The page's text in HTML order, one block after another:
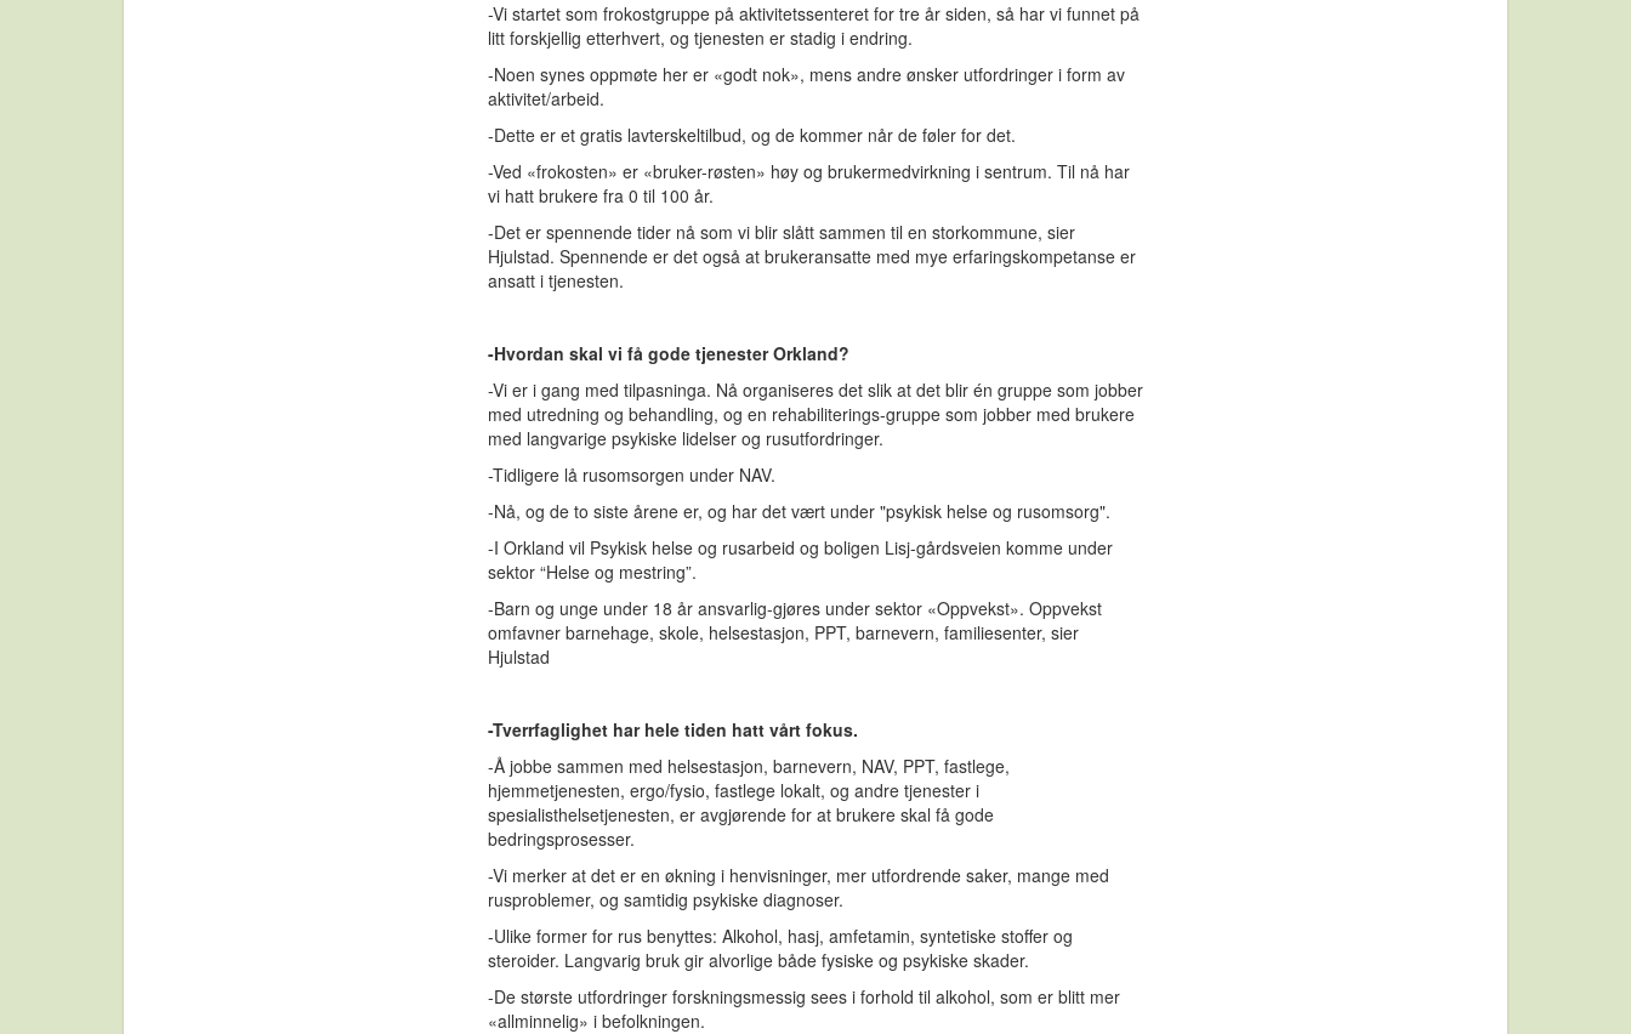
-Vi startet som frokostgruppe på aktivitetssenteret for tre år siden, så har vi funnet på
litt forskjellig etterhvert, og tjenesten er stadig i endring.
-Noen synes oppmøte her er «godt nok», mens andre ønsker utfordringer i form av
aktivitet/arbeid.
-Dette er et gratis lavterskeltilbud, og de kommer når de føler for det.
-Ved «frokosten» er «bruker-røsten» høy og brukermedvirkning i sentrum. Til nå har
vi hatt brukere fra 0 til 100 år.
-Det er spennende tider nå som vi blir slått sammen til en storkommune, sier
Hjulstad. Spennende er det også at brukeransatte med mye erfaringskompetanse er
ansatt i tjenesten.
-Hvordan skal vi få gode tjenester Orkland?
-Vi er i gang med tilpasninga. Nå organiseres det slik at det blir én gruppe som jobber
med utredning og behandling, og en rehabiliterings-gruppe som jobber med brukere
med langvarige psykiske lidelser og rusutfordringer.
-Tidligere lå rusomsorgen under NAV.
-Nå, og de to siste årene er, og har det vært under "psykisk helse og rusomsorg".
-I Orkland vil Psykisk helse og rusarbeid og boligen Lisj-gårdsveien komme under
sektor “Helse og mestring”.
-Barn og unge under 18 år ansvarlig-gjøres under sektor «Oppvekst». Oppvekst
omfavner barnehage, skole, helsestasjon, PPT, barnevern, familiesenter, sier
Hjulstad
-Tverrfaglighet har hele tiden hatt vårt fokus.
-Å jobbe sammen med helsestasjon, barnevern, NAV, PPT, fastlege,
hjemmetjenesten, ergo/fysio, fastlege lokalt, og andre tjenester i
spesialisthelsetjenesten, er avgjørende for at brukere skal få gode
bedringsprosesser.
-Vi merker at det er en økning i henvisninger, mer utfordrende saker, mange med
rusproblemer, og samtidig psykiske diagnoser.
-Ulike former for rus benyttes: Alkohol, hasj, amfetamin, syntetiske stoffer og
steroider. Langvarig bruk gir alvorlige både fysiske og psykiske skader.
-De største utfordringer forskningsmessig sees i forhold til alkohol, som er blitt mer
«allminnelig» i befolkningen.